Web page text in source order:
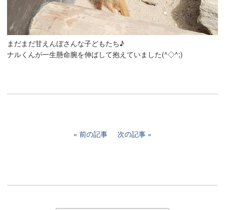
まだまだ甘えんぼさんな子どもたち♪
ナルくんが一生懸命腕を伸ばして抱えていました(^◇^;)
前の記事 次の記事